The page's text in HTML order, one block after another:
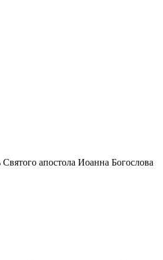
апостола Иоанна Богослова